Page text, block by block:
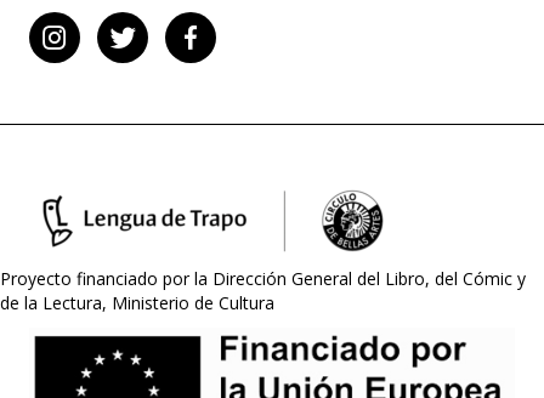
Proyecto financiado por la Dirección General del Libro, del Cómic y
de la Lectura, Ministerio de Cultura